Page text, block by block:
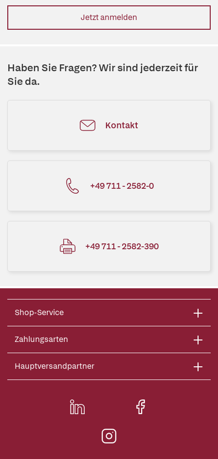
Jetzt anmelden
Haben Sie Fragen? Wir sind jederzeit für
Sie da.
Kontakt
+49 711 - 2582-0
+49 711 - 2582-390
Shop-Service
Zahlungsarten
Hauptversandpartner